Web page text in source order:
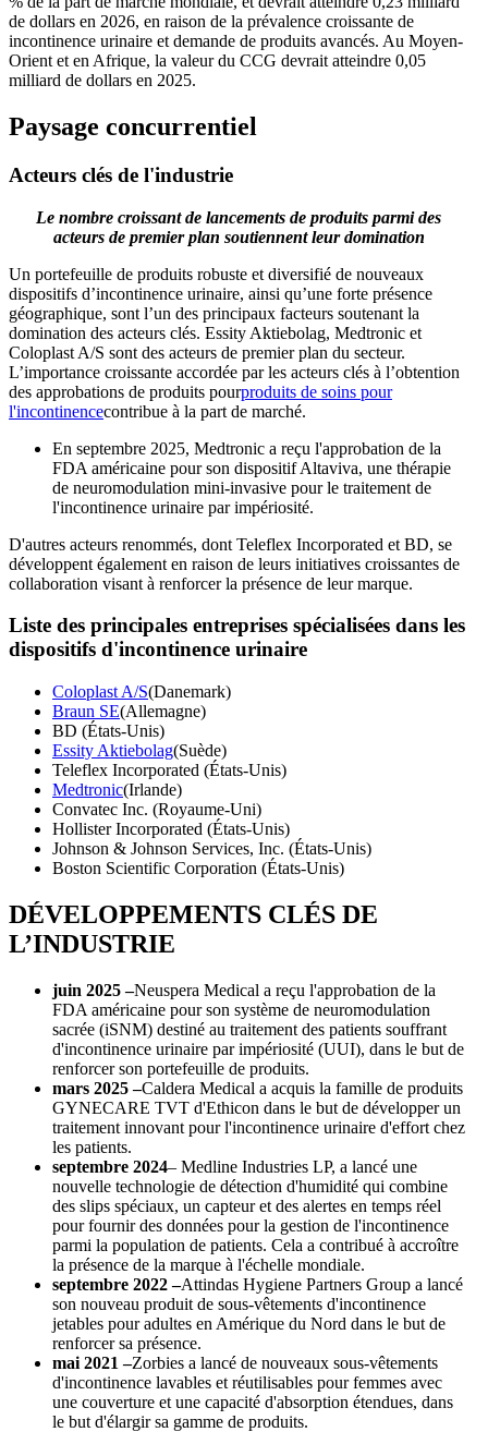
de dollars en 2026, en raison de la prévalence croissante de
incontinence urinaire et demande de produits avancés. Au Moyen-
Orient et en Afrique, la valeur du CCG devrait atteindre 0,05
milliard de dollars en 2025.
Paysage concurrentiel
Acteurs clés de l'industrie
Le nombre croissant de lancements de produits parmi des
acteurs de premier plan soutiennent leur domination
Un portefeuille de produits robuste et diversifié de nouveaux
dispositifs d’incontinence urinaire, ainsi qu’une forte présence
géographique, sont l’un des principaux facteurs soutenant la
domination des acteurs clés. Essity Aktiebolag, Medtronic et
Coloplast A/S sont des acteurs de premier plan du secteur.
L’importance croissante accordée par les acteurs clés à l’obtention
des approbations de produits pourproduits de soins pour
l'incontinencecontribue à la part de marché.
En septembre 2025, Medtronic a reçu l'approbation de la
FDA américaine pour son dispositif Altaviva, une thérapie
de neuromodulation mini-invasive pour le traitement de
l'incontinence urinaire par impériosité.
D'autres acteurs renommés, dont Teleflex Incorporated et BD, se
développent également en raison de leurs initiatives croissantes de
collaboration visant à renforcer la présence de leur marque.
Liste des principales entreprises spécialisées dans les
dispositifs d'incontinence urinaire
Coloplast A/S(Danemark)
Braun SE(Allemagne)
BD (États-Unis)
Essity Aktiebolag(Suède)
Teleflex Incorporated (États-Unis)
Medtronic(Irlande)
Convatec Inc. (Royaume-Uni)
Hollister Incorporated (États-Unis)
Johnson & Johnson Services, Inc. (États-Unis)
Boston Scientific Corporation (États-Unis)
DÉVELOPPEMENTS CLÉS DE
L’INDUSTRIE
juin 2025 –Neuspera Medical a reçu l'approbation de la
FDA américaine pour son système de neuromodulation
sacrée (iSNM) destiné au traitement des patients souffrant
d'incontinence urinaire par impériosité (UUI), dans le but de
renforcer son portefeuille de produits.
mars 2025 –Caldera Medical a acquis la famille de produits
GYNECARE TVT d'Ethicon dans le but de développer un
traitement innovant pour l'incontinence urinaire d'effort chez
les patients.
septembre 2024– Medline Industries LP, a lancé une
nouvelle technologie de détection d'humidité qui combine
des slips spéciaux, un capteur et des alertes en temps réel
pour fournir des données pour la gestion de l'incontinence
parmi la population de patients. Cela a contribué à accroître
la présence de la marque à l'échelle mondiale.
septembre 2022 –Attindas Hygiene Partners Group a lancé
son nouveau produit de sous-vêtements d'incontinence
jetables pour adultes en Amérique du Nord dans le but de
renforcer sa présence.
mai 2021 –Zorbies a lancé de nouveaux sous-vêtements
d'incontinence lavables et réutilisables pour femmes avec
une couverture et une capacité d'absorption étendues, dans
le but d'élargir sa gamme de produits.